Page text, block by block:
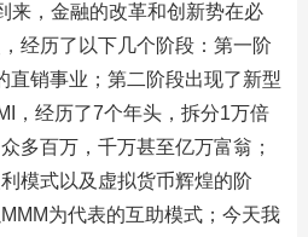
来，金融的改革和创新势在必
经历了以下几个阶段：第一阶
直销事业；第二阶段出现了新型
，经历了7个年头，拆分1万倍
多百万，千万甚至亿万富翁；
模式以及虚拟货币辉煌的阶
为代表的互助模式；今天我